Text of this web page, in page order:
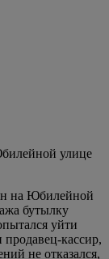
улице
на Юбилейной
бутылку
уйти
продавец-кассир,
не отказался,